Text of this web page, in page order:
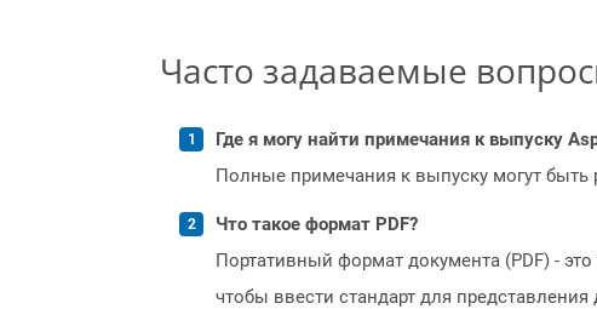
Часто задаваемые
Где я могу найти примечания к выпуску
Полные примечания к выпуску могут быть
Что такое формат PDF?
Портативный формат документа (PDF) -
чтобы ввести стандарт для